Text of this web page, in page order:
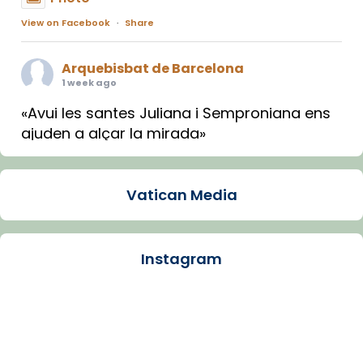
View on Facebook · Share
Arquebisbat de Barcelona
1 week ago
«Avui les santes Juliana i Semproniana ens
ajuden a alçar la mirada»
Mons. Sergi Gordo, bisbe de Tortosa, ha
Santes de Mataró.
🔗tinyurl.com/cvu5jmbk
Vatican Media
Instagram